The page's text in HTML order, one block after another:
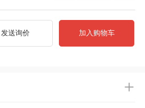
发送询价 加入购物车